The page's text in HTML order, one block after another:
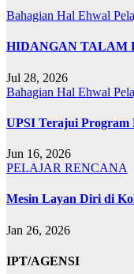
Bahagian Hal Ehwal
HIDANGAN TALAM
Jul 28, 2026
Bahagian Hal Ehwal
UPSI Terajui Program
Jun 16, 2026
PELAJAR RENCANA
Mesin Layan Diri di
Jan 26, 2026
IPT/AGENSI